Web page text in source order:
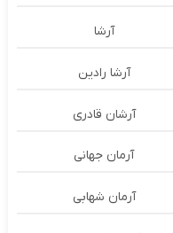
آرشا
آرشا رادین
آرشان قادری
آرمان جهانی
آرمان شهابی